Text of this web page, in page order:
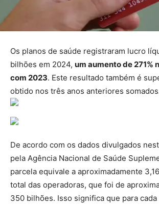
Os planos de saúde registraram lucro
bilhões em 2024, um aumento de 271%
com 2023. Este resultado também é
obtido nos três anos anteriores
De acordo com os dados divulgados
pela Agência Nacional de Saúde
parcela equivale a aproximadamente
total das operadoras, que foi de
350 bilhões. Isso significa que para cada